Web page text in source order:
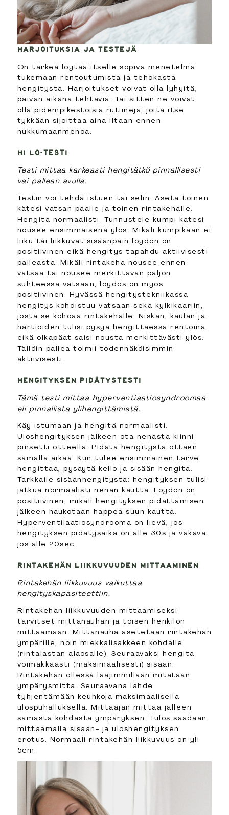
HARJOITUKSIA JA TESTEJÄ
On tärkeä löytää itselle sopiva menetelmä
tukemaan rentoutumista ja tehokasta
hengitystä. Harjoitukset voivat olla lyhyitä,
päivän aikana tehtäviä. Tai sitten ne voivat
olla pidempikestoisia rutiineja, joita itse
tykkään sijoittaa aina iltaan ennen
nukkumaanmenoa.
HI LO-TESTI
Testi mittaa karkeasti hengitätkö pinnallisesti
vai pallean avulla.
Testin voi tehdä istuen tai selin. Aseta toinen
kätesi vatsan päälle ja toinen rintakehälle.
Hengitä normaalisti. Tunnustele kumpi kätesi
nousee ensimmäisenä ylös. Mikäli kumpikaan ei
liiku tai liikkuvat sisäänpäin löydön on
positiivinen eikä hengitys tapahdu aktiivisesti
palleasta. Mikäli rintakehä nousee ennen
vatsaa tai nousee merkittävän paljon
suhteessa vatsaan, löydös on myös
positiivinen. Hyvässä hengitystekniikassa
hengitys kohdistuu vatsaan sekä kylkikaariin,
josta se kohoaa rintakehälle. Niskan, kaulan ja
hartioiden tulisi pysyä hengittäessä rentoina
eikä olkapäät saisi nousta merkittävästi ylös.
Tällöin pallea toimii todennäköisimmin
aktiivisesti.
HENGITYKSEN PIDÄTYSTESTI
Tämä testi mittaa hyperventiaatiosyndroomaa
eli pinnallista ylihengittämistä.
Käy istumaan ja hengitä normaalisti.
Uloshengityksen jälkeen ota nenästä kiinni
pinsetti otteella. Pidätä hengitystä ottaen
samalla aikaa. Kun tulee ensimmäinen tarve
hengittää, pysäytä kello ja sisään hengitä.
Tarkkaile sisäänhengitystä: hengityksen tulisi
jatkua normaalisti nenän kautta. Löydön on
positiivinen, mikäli hengityksen pidättämisen
jälkeen haukotaan happea suun kautta.
Hyperventilaatiosyndrooma on lievä, jos
hengityksen pidätysaika on alle 30s ja vakava
jos alle 20sec.
RINTAKEHÄN LIIKKUVUUDEN MITTAAMINEN
Rintakehän liikkuvuus vaikuttaa
hengityskapasiteettiin.
Rintakehän liikkuvuuden mittaamiseksi
tarvitset mittanauhan ja toisen henkilön
mittaamaan. Mittanauha asetetaan rintakehän
ympärille, noin miekkalisäkkeen kohdalle
(rintalastan alaosalle). Seuraavaksi hengitä
voimakkaasti (maksimaalisesti) sisään.
Rintakehän ollessa laajimmillaan mitataan
ympärysmitta. Seuraavana lähde
tyhjentämään keuhkoja maksimaalisella
ulospuhalluksella. Mittaajan mittaa jälleen
samasta kohdasta ympäryksen. Tulos saadaan
mittaamalla sisään- ja uloshengityksen
erotus. Normaali rintakehän liikkuvuus on yli
5cm.